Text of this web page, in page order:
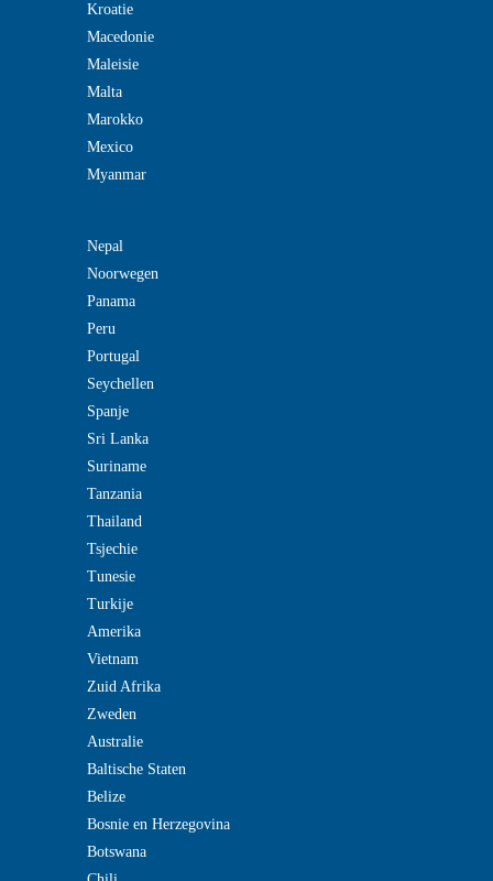
Kroatie
Macedonie
Maleisie
Malta
Marokko
Mexico
Myanmar
Nepal
Noorwegen
Panama
Peru
Portugal
Seychellen
Spanje
Sri Lanka
Suriname
Tanzania
Thailand
Tsjechie
Tunesie
Turkije
Amerika
Vietnam
Zuid Afrika
Zweden
Australie
Baltische Staten
Belize
Bosnie en Herzegovina
Botswana